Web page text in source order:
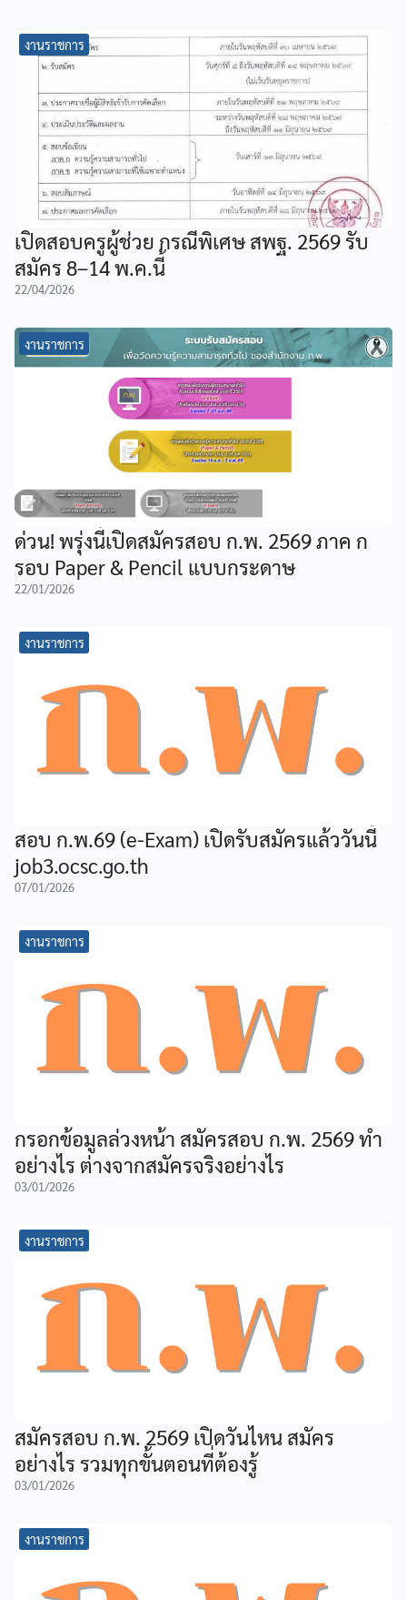
งานราชการ
เปิดสอบครูผู้ช่วย กรณีพิเศษ สพฐ. 2569 รับ
สมัคร 8–14 พ.ค.นี้
22/04/2026
งานราชการ
ด่วน! พรุ่งนี้เปิดสมัครสอบ ก.พ. 2569 ภาค ก
รอบ Paper & Pencil แบบกระดาษ
22/01/2026
งานราชการ
สอบ ก.พ.69 (e-Exam) เปิดรับสมัครแล้ววันนี้
job3.ocsc.go.th
07/01/2026
งานราชการ
กรอกข้อมูลล่วงหน้า สมัครสอบ ก.พ. 2569 ทำ
อย่างไร ต่างจากสมัครจริงอย่างไร
03/01/2026
งานราชการ
สมัครสอบ ก.พ. 2569 เปิดวันไหน สมัคร
อย่างไร รวมทุกขั้นตอนที่ต้องรู้
03/01/2026
งานราชการ